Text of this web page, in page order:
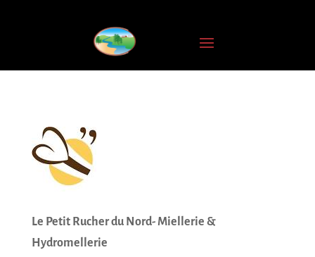
Le Petit Rucher du Nord- Miellerie &
Hydromellerie
L'INFOLETTRE
Courriel
*
M'ABONNE